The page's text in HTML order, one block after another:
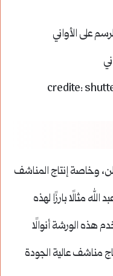
credite:
وخاصة إنتاج المناشف
مثالًا بارزًا لهذه
منذ عام 1853. تستخدم هذه الورشة أنوالًا
مناشف عالية الجودة